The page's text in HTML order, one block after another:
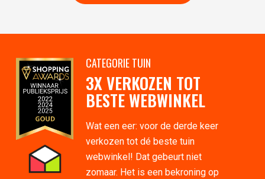
CATEGORIE TUIN
3X VERKOZEN TOT
BESTE WEBWINKEL
Wat een eer: voor de derde keer
verkozen tot dé beste tuin
webwinkel! Dat gebeurt niet
zomaar. Het is een bekroning op